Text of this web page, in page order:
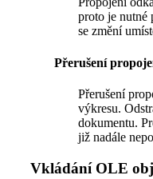
proto je nutné
se změní
Přerušení
Přerušení
výkresu.
dokumentu.
již nadále
Vkládání OLE